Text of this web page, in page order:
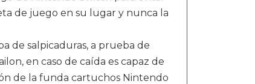
de juego en su lugar y nunca la
de salpicaduras, a prueba de
en caso de caída es capaz de
de la funda cartuchos Nintendo